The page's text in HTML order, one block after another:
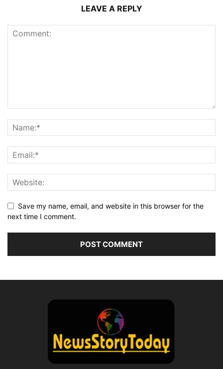
LEAVE A REPLY
Save my name, email, and website in this browser for the
next time I comment.